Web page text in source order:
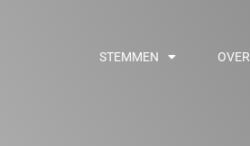
STEMMEN OVER